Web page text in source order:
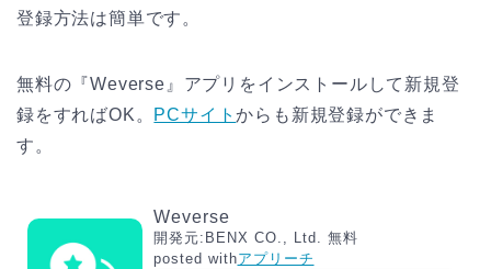
登録方法は簡単です。
無料の『Weverse』アプリをインストールして新規登
録をすればOK。 PCサイトからも新規登録ができま
す。
Weverse
開発元: BENX CO., Ltd. 無料
posted withアプリーチ